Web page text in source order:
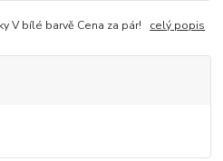
V bílé barvě Cena za pár! celý popis